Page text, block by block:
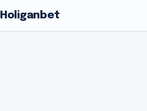
Holiganbet